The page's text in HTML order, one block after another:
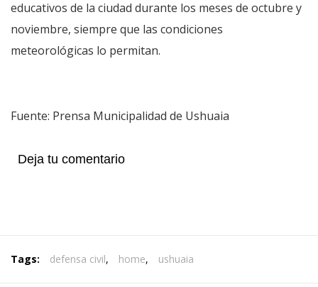
educativos de la ciudad durante los meses de octubre y
noviembre, siempre que las condiciones
meteorológicas lo permitan.
Fuente: Prensa Municipalidad de Ushuaia
Deja tu comentario
Tags: defensa civil, home, ushuaia